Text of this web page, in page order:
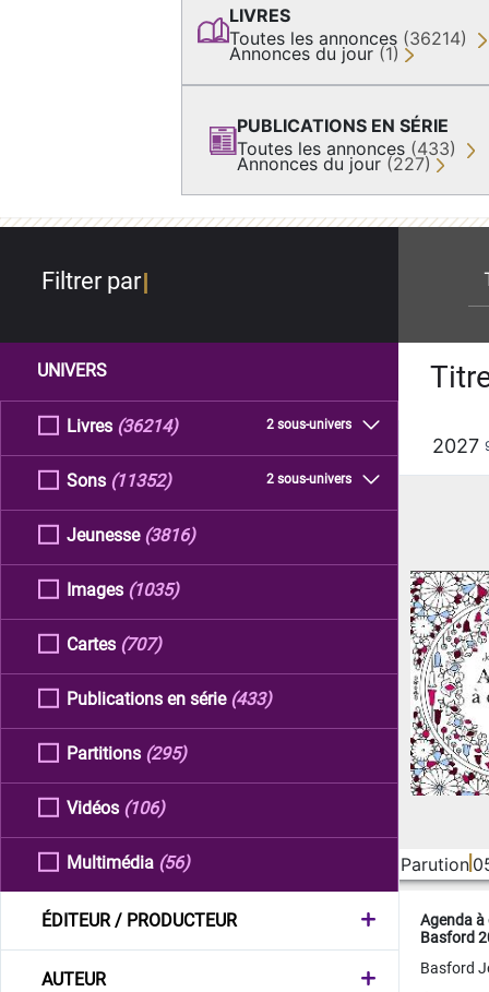
LIVRES
Toutes les annonces (36214)
Annonces du jour (1)
PUBLICATIONS EN SÉRIE
Toutes les annonces (433)
Annonces du jour (227)
Filtrer par
UNIVERS
Livres 2 sous-univers
(36214)
Sons 2 sous-univers
(11352)
Jeunesse (3816)
Images (1035)
Cartes (707)
Publications en série (433)
Partitions (295)
Vidéos (106)
Multimédia (56)
ÉDITEUR / PRODUCTEUR
AUTEUR
2027
Parution
Agenda
Basford
Basford